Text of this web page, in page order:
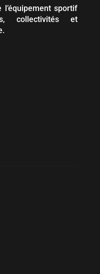
l’équipement sportif
collectivités et